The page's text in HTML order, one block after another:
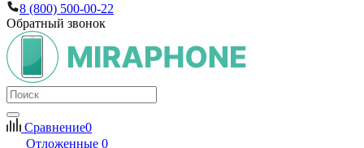
8 (800) 500-00-22
Обратный звонок
Сравнение0
Отложенные 0